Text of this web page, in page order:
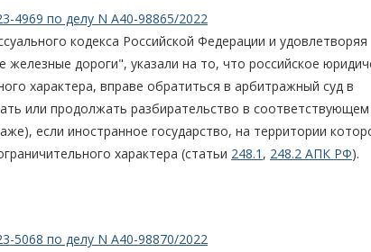
4969 по делу N А40-98865/2022
кодекса Российской Федерации и удовлетворяя
дороги", указали на то, что российское
характера, вправе обратиться в арбитражный суд в
или продолжать разбирательство в соответствующем
если иностранное государство, на территории
характера (статьи 248.1 , 248.2 АПК РФ).
5068 по делу N А40-98870/2022